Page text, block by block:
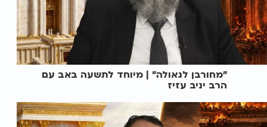
"מחורבן לגאולה" | מיוחד לתשעה באב עם
הרב יניב עזיז